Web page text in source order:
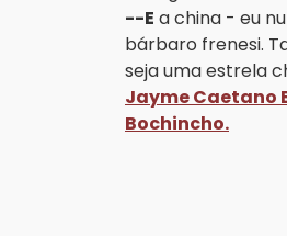
--E a china - eu
bárbaro frenesi.
seja uma estrela
Jayme Caetano
Bochincho.